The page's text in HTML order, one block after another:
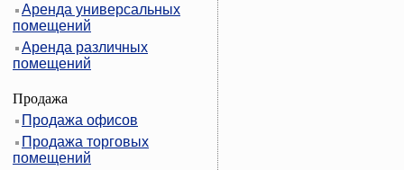
Аренда универсальных
помещений
Аренда различных
помещений
Продажа
Продажа офисов
Продажа торговых
помещений